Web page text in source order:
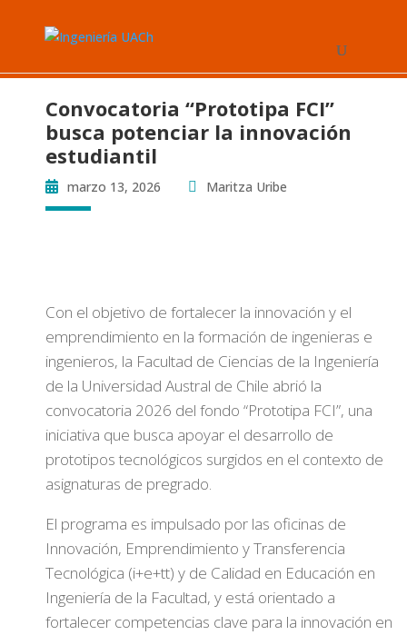
Convocatoria “Prototipa FCI”
busca potenciar la innovación
estudiantil
marzo 13, 2026 Maritza Uribe
Con el objetivo de fortalecer la innovación y el
emprendimiento en la formación de ingenieras e
ingenieros, la Facultad de Ciencias de la Ingeniería
de la Universidad Austral de Chile abrió la
convocatoria 2026 del fondo “Prototipa FCI”, una
iniciativa que busca apoyar el desarrollo de
prototipos tecnológicos surgidos en el contexto de
asignaturas de pregrado.
El programa es impulsado por las oficinas de
Innovación, Emprendimiento y Transferencia
Tecnológica (i+e+tt) y de Calidad en Educación en
Ingeniería de la Facultad, y está orientado a
fortalecer competencias clave para la innovación en